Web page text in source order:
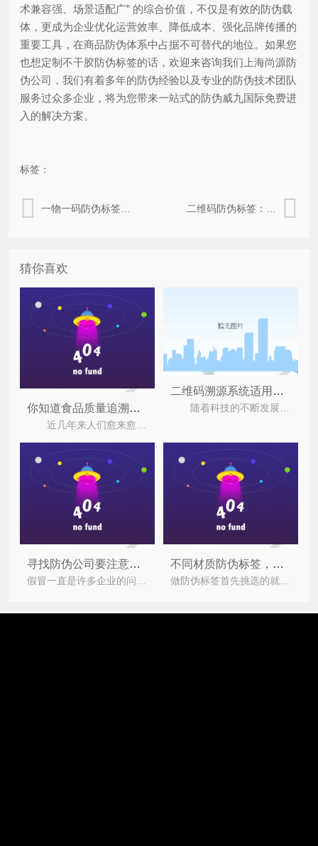
术兼容强、场景适配广” 的综合价值，不仅是有效的防伪载
体，更成为企业优化运营效率、降低成本、强化品牌传播的
重要工具，在商品防伪体系中占据不可替代的地位。如果您
也想定制不干胶防伪标签的话，欢迎来咨询我们上海尚源防
伪公司，我们有着多年的防伪经验以及专业的防伪技术团队
服务过众多企业，将为您带来一站式的防伪威九国际免费进
入的解决方案。
标签：
一物一码防伪标签：多维价值驱动的防伪优选 二维码防伪标签：数字化时代的有效防伪优选
猜你喜欢
你知道食品质量追溯体系可以带来的优势有哪些吗？
近几年来人们愈来愈关注产品的问题，因为近来食品事件不断发生，搞的人心惶惶，为了保障企业自身的
二维码溯源系统适用于哪些行业？
随着科技的不断发展，防伪和溯源基本上已经融为一体，政府也一再强调溯源的优势，甚至强制多个行业
寻找防伪公司要注意哪些问题？ 不同材质防伪标签，防伪功能也不同